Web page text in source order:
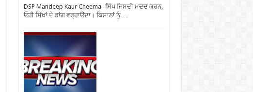
DSP Mandeep Kaur Cheema -ਸਿੱਖ ਜਿਸਦੀ ਮਦਦ ਕਰਨ,
ਓਹੀ ਸਿੱਖਾਂ ਦੇ ਡਾਂਗ ਵਰ੍ਹਾਉਂਦਾ। ਕਿਸਾਨਾਂ ਨੂੰ …